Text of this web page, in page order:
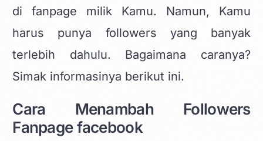
di fanpage milik Kamu. Namun, Kamu
harus punya followers yang banyak
terlebih dahulu. Bagaimana caranya?
Simak informasinya berikut ini.
Cara Menambah Followers
Fanpage facebook